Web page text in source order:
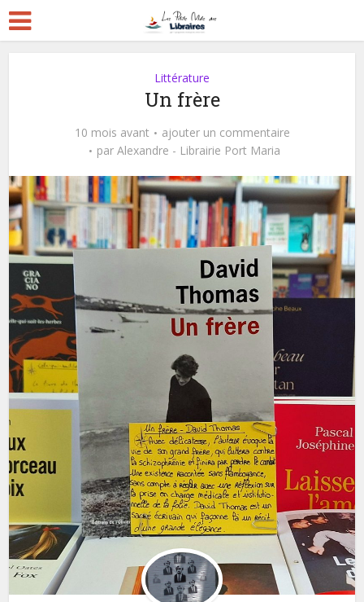
Littérature
Un frère
10 mois avant
ajouter un commentaire
par Alexandre - Librairie Port Maria